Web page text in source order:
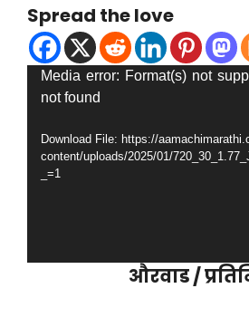
Spread the love
Video
Player
Media error: Format(s) not
not found
Download File: https://
content/uploads/2025/01/
_=1
औरवाड /